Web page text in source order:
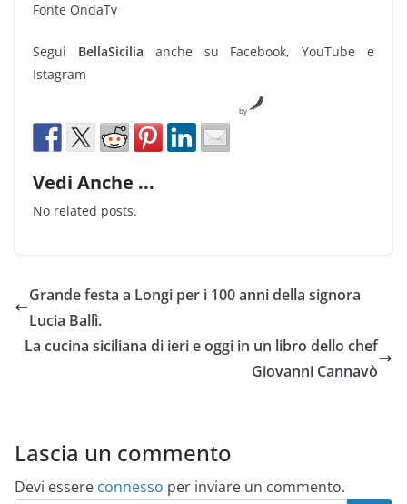
Fonte OndaTv
Segui BellaSicilia anche su Facebook, YouTube e
Istagram
by
Vedi Anche ...
No related posts.
Grande festa a Longi per i 100 anni della signora
Lucia Ballì.
La cucina siciliana di ieri e oggi in un libro dello chef
Giovanni Cannavò
Lascia un commento
Devi essere connesso per inviare un commento.